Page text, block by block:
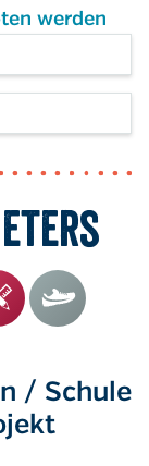
werden
/ Schule